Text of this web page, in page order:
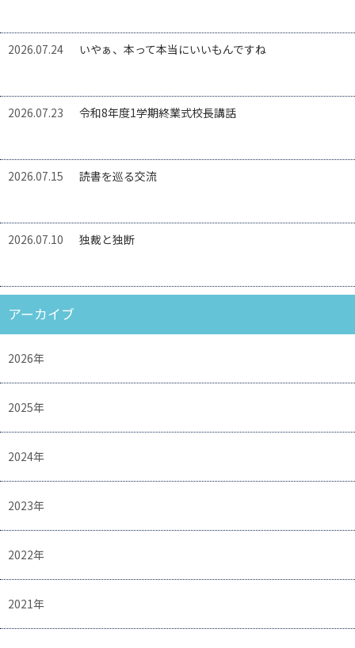
2026.07.24 いやぁ、本って本当にいいもんですね
2026.07.23 令和8年度1学期終業式校長講話
2026.07.15 読書を巡る交流
2026.07.10 独裁と独断
アーカイブ
2026年
2025年
2024年
2023年
2022年
2021年